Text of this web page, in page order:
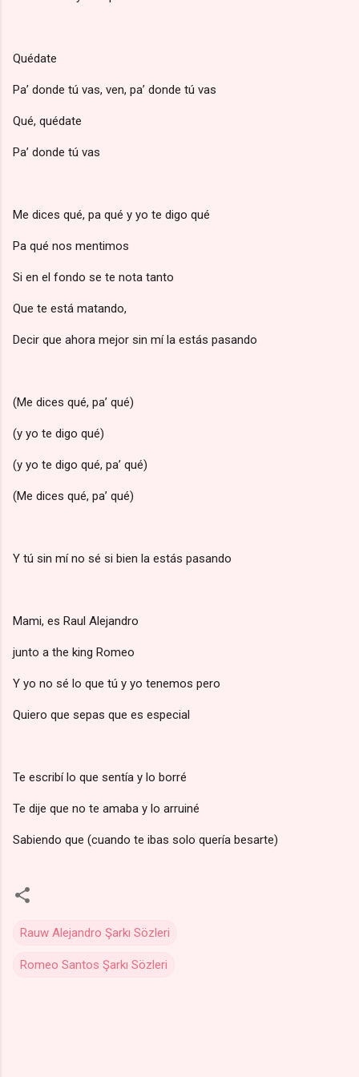
Quédate
Pa’ donde tú vas, ven, pa’ donde tú vas
Qué, quédate
Pa’ donde tú vas
Me dices qué, pa qué y yo te digo qué
Pa qué nos mentimos
Si en el fondo se te nota tanto
Que te está matando,
Decir que ahora mejor sin mí la estás pasando
(Me dices qué, pa’ qué)
(y yo te digo qué)
(y yo te digo qué, pa’ qué)
(Me dices qué, pa’ qué)
Y tú sin mí no sé si bien la estás pasando
Mami, es Raul Alejandro
junto a the king Romeo
Y yo no sé lo que tú y yo tenemos pero
Quiero que sepas que es especial
Te escribí lo que sentía y lo borré
Te dije que no te amaba y lo arruiné
Sabiendo que (cuando te ibas solo quería besarte)
Rauw Alejandro Şarkı Sözleri
Romeo Santos Şarkı Sözleri